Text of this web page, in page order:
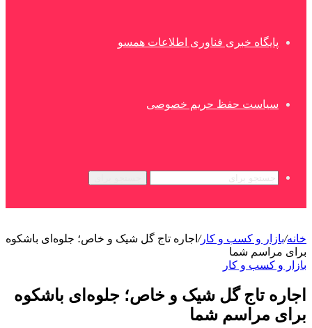
پایگاه خبری فناوری اطلاعات همسو
سیاست حفظ حریم خصوصی
خانه/بازار و کسب و کار/ اجاره تاج گل شیک و خاص؛ جلوه‌ای باشکوه
برای مراسم شما
بازار و کسب و کار
اجاره تاج گل شیک و خاص؛ جلوه‌ای باشکوه
برای مراسم شما